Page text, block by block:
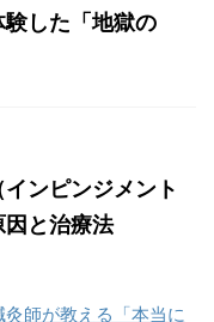
した「地獄の
ンピンジメント
と治療法
師が教える「本当に